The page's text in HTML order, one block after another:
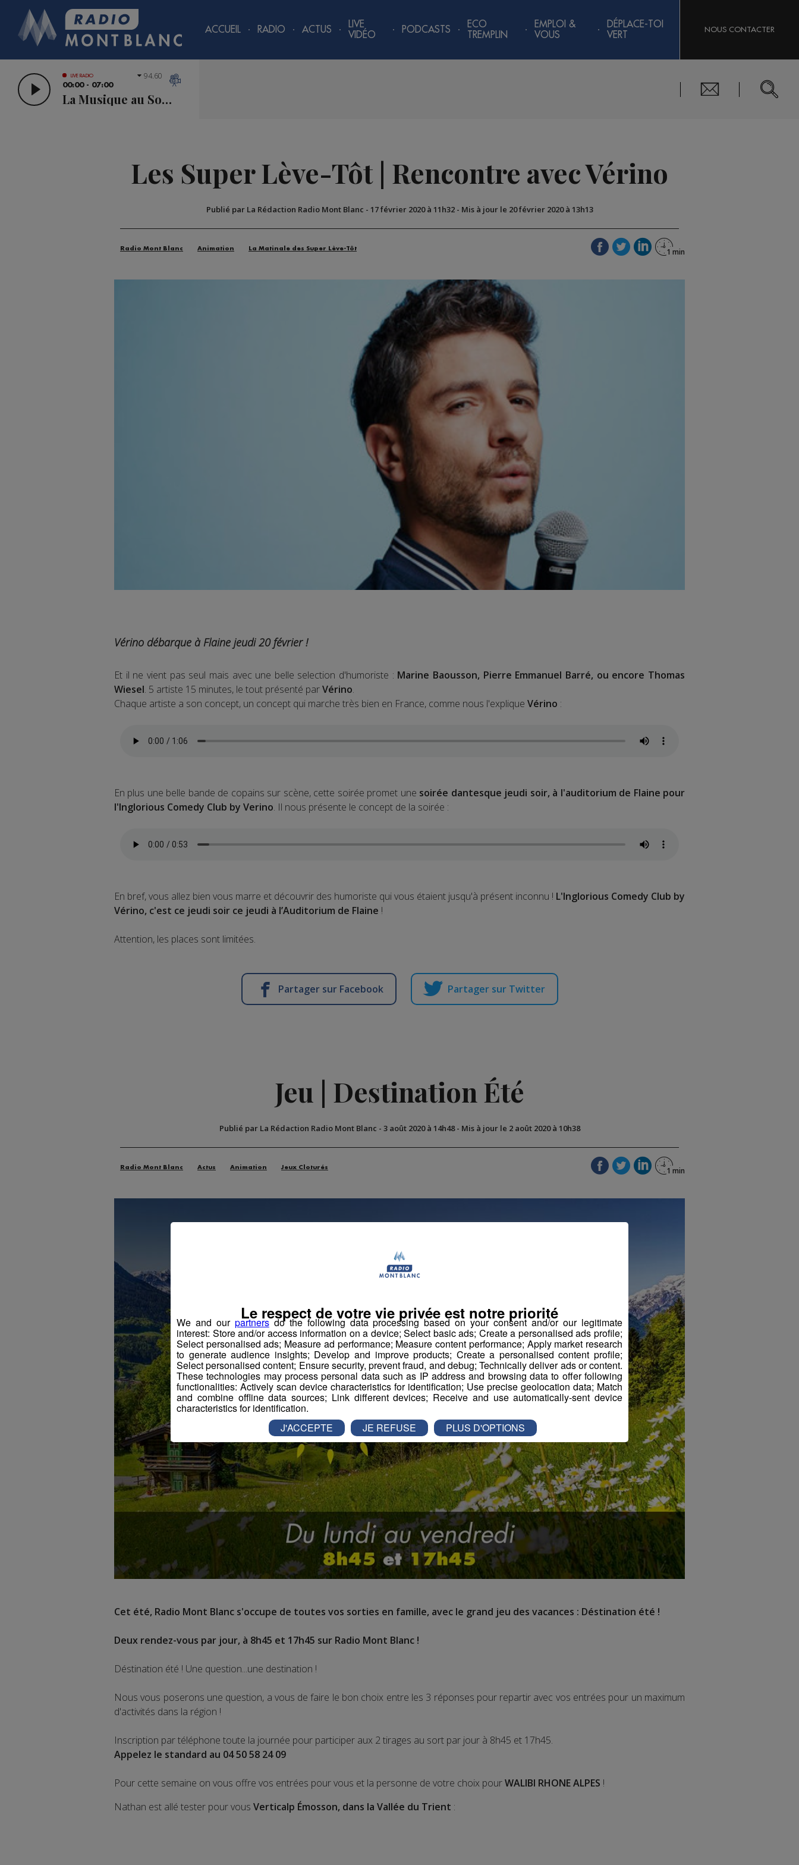
ACCUEIL RADIO ACTUS
LIVE
VIDÉO
PODCASTS
ECO
TREMPLIN
EMPLOI &
VOUS
DÉPLACE-TOI
VERT
NOUS CONTACTER
LIVE RADIO
00:00 - 07:00
La Musique au Sommet
94.60
Les Super Lève-Tôt | Rencontre avec Vérino
Publié par La Rédaction Radio Mont Blanc - 17 février 2020 à 11h32- Mis à jour le 20 février 2020 à 13h13
Radio Mont Blanc Animation La Matinale des Super Lève-Tôt
Vérino débarque à Flaine jeudi 20 février !
Et il ne vient pas seul mais avec une belle selection d'humoriste : Marine Baousson, Pierre Emmanuel Barré, ou encore Thomas
Wiesel. 5 artiste 15 minutes, le tout présenté parVérino.
Chaque artiste a son concept, un concept qui marche très bien en France, comme nous l'explique Vérino :
En plus une belle bande de copains sur scène, cette soirée promet une soirée dantesque jeudi soir, à l'auditorium de Flaine pour
l'Inglorious Comedy Club by Verino. Il nous présente le concept de la soirée :
En bref, vous allez bien vous marre et découvrir des humoriste qui vous étaient jusqu'à présent inconnu ! L'Inglorious Comedy Club by
Vérino, c'est ce jeudi soir ce jeudi à l’Auditorium de Flaine !
Attention, les places sont limitées.
Partager sur Facebook Partager sur Twitter
Jeu | Destination Été
Publié par La Rédaction Radio Mont Blanc - 3 août 2020 à 14h48- Mis à jour le 2 août 2020 à 10h38
Radio Mont Blanc Actus Animation Jeux Cloturés
Cet été, Radio Mont Blanc s'occupe de toutes vos sorties en famille, avec le grand jeu des vacances : Déstination été !
Deux rendez-vous par jour, à 8h45 et 17h45 sur Radio Mont Blanc !
Déstination été ! Une question...une destination !
Nous vous poserons une question, a vous de faire le bon choix entre les 3 réponses pour repartir avec vos entrées pour un maximum
d'activités dans la région !
Inscription par téléphone toute la journée pour participer aux 2 tirages au sort par jour à 8h45 et 17h45.
Appelez le standard au 04 50 58 24 09
Pour cette semaine on vous offre vos entrées pour vous et la personne de votre choix pourWALIBI RHONE ALPES !
Nathan est allé tester pour vous Verticalp Émosson, dans la Vallée du Trient :
We and our partnersdo the following data processing based on your consent and/or our legitimate
interest: Store and/or access information on a device; Select basic ads; Create a personalised ads profile;
Select personalised ads; Measure ad performance; Measure content performance; Apply market research
to generate audience insights; Develop and improve products; Create a personalised content profile;
Select personalised content; Ensure security, prevent fraud, and debug; Technically deliver ads or content.
These technologies may process personal data such as IP address and browsing data to offer following
functionalities: Actively scan device characteristics for identification; Use precise geolocation data; Match
and combine offline data sources; Link different devices; Receive and use automatically-sent device
characteristics for identification.
Le respect de votre vie privée est notre priorité
J'ACCEPTE JE REFUSE PLUS D'OPTIONS